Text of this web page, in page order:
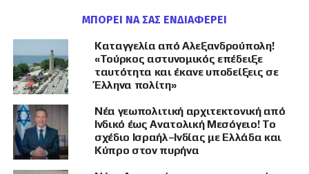
Λίγο αργότερα, όπως ανέφερε, ο Μπέντζαμιν
Νετανιάχου απάντησε μέσω X,
χαρακτηρίζοντας τον Ερντογάν «δικτάτορα»
και «γενοκτόνο», ενώ Ισραηλινός υπουργός
προειδοποίησε τον Τούρκο πρόεδρο να
προσέχει, γιατί μπορεί να έχει «το τέλος του
Ιράν».
Ο Μουντζουρούλιας υποστήριξε ότι οι
ΜΠΟΡΕΊ ΝΑ ΣΑΣ ΕΝΔΙΑΦΈΡΕΙ
Καταγγελία από Αλεξανδρούπολη!
«Τούρκος αστυνομικός επέδειξε
ταυτότητα και έκανε υποδείξεις σε
Έλληνα πολίτη»
Νέα γεωπολιτική αρχιτεκτονική από
Ινδικό έως Ανατολική Μεσόγειο! Το
σχέδιο Ισραήλ–Ινδίας με Ελλάδα και
Κύπρο στον πυρήνα